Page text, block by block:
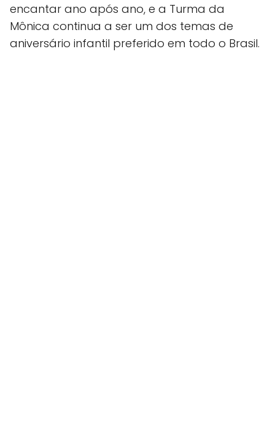
encantar ano após ano, e a Turma da
Mônica continua a ser um dos temas de
aniversário infantil preferido em todo o Brasil.